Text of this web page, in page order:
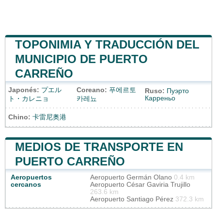
TOPONIMIA Y TRADUCCIÓN DEL
MUNICIPIO DE PUERTO
CARREÑO
Japonés: プエル
ト・カレニョ
Coreano: 푸에르토
카레뇨
Ruso: Пуэрто
Карреньо
Chino: 卡雷尼奥港
MEDIOS DE TRANSPORTE EN
PUERTO CARREÑO
Aeropuertos
cercanos
Aeropuerto Germán Olano 0.4 km
Aeropuerto César Gaviria Trujillo
263.6 km
Aeropuerto Santiago Pérez 372.3 km